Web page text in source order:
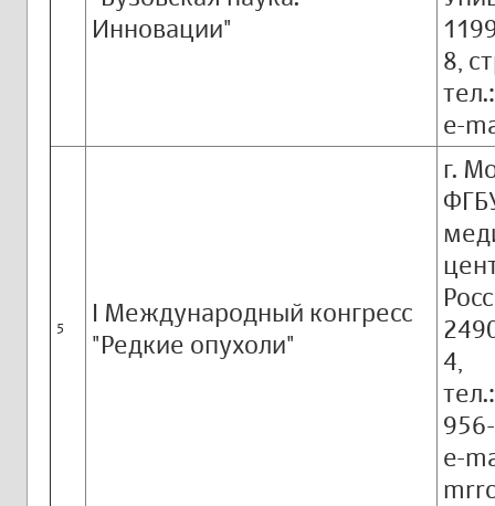
Инновации"
8,
e-
5
I Международный конгресс
"Редкие опухоли"
г.
4,
e-